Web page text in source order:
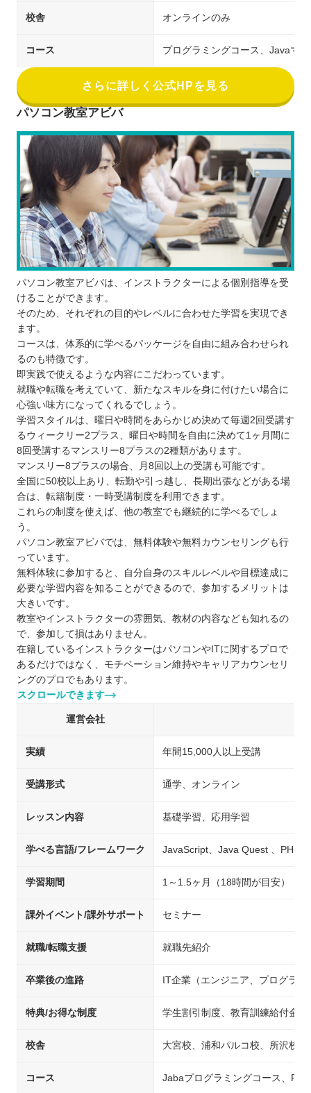
校舎 オンラインのみ
コース プログラミングコース、Javaマ
さらに詳しく公式HPを見る
パソコン教室アビバ
パソコン教室アビバは、インストラクターによる個別指導を受
けることができます。
そのため、それぞれの目的やレベルに合わせた学習を実現でき
ます。
コースは、体系的に学べるパッケージを自由に組み合わせられ
るのも特徴です。
即実践で使えるような内容にこだわっています。
就職や転職を考えていて、新たなスキルを身に付けたい場合に
心強い味方になってくれるでしょう。
学習スタイルは、曜日や時間をあらかじめ決めて毎週2回受講す
るウィークリー2プラス、曜日や時間を自由に決めて1ヶ月間に
8回受講するマンスリー8プラスの2種類があります。
マンスリー8プラスの場合、月8回以上の受講も可能です。
全国に50校以上あり、転勤や引っ越し、長期出張などがある場
合は、転籍制度・一時受講制度を利用できます。
これらの制度を使えば、他の教室でも継続的に学べるでしょ
う。
パソコン教室アビバでは、無料体験や無料カウンセリングも行
っています。
無料体験に参加すると、自分自身のスキルレベルや目標達成に
必要な学習内容を知ることができるので、参加するメリットは
大きいです。
教室やインストラクターの雰囲気、教材の内容なども知れるの
で、参加して損はありません。
在籍しているインストラクターはパソコンやITに関するプロで
あるだけではなく、モチベーション維持やキャリアカウンセリ
ングのプロでもあります。
スクロールできます
運営会社
実績 年間15,000人以上受講
受講形式 通学、オンライン
レッスン内容 基礎学習、応用学習
学べる言語/フレームワーク JavaScript、Java Quest 、PHP
学習期間 1～1.5ヶ月（18時間が目安）
課外イベント/課外サポート セミナー
就職/転職支援 就職先紹介
卒業後の進路 IT企業（エンジニア、プログラ
特典/お得な制度 学生割引制度、教育訓練給付金制
校舎 大宮校、浦和パルコ校、所沢校
コース Jabaプログラミングコース、